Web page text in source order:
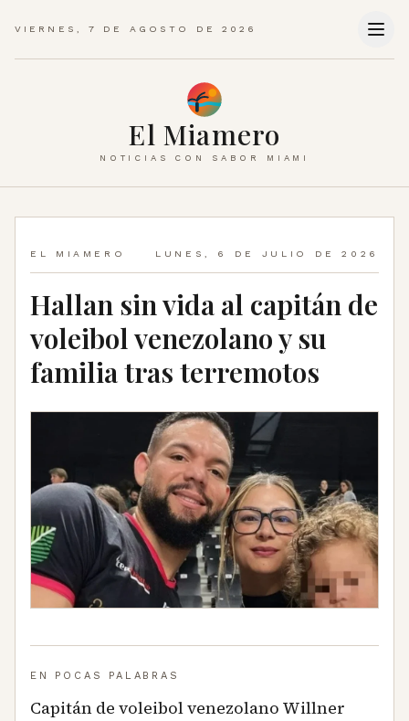
VIERNES, 7 DE AGOSTO DE 2026
El Miamero
NOTICIAS CON SABOR MIAMI
EL MIAMERO LUNES, 6 DE JULIO DE 2026
Hallan sin vida al capitán de
voleibol venezolano y su
familia tras terremotos
EN POCAS PALABRAS
Capitán de voleibol venezolano Willner